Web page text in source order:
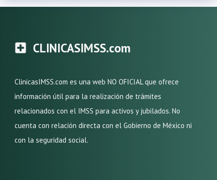
CLINICASIMSS.com
ClinicasIMSS.com es una web NO OFICIAL que ofrece
información útil para la realización de trámites
relacionados con el IMSS para activos y jubilados. No
cuenta con relación directa con el Gobierno de México ni
con la seguridad social.